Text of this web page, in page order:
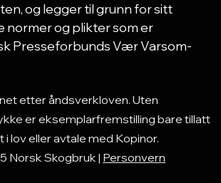
og legger til grunn for sitt
normer og plikter som er
Presseforbunds Vær Varsom-
etter åndsverkloven. Uten
er eksemplarfremstilling bare tillatt
i lov eller avtale med Kopinor.
Norsk Skogbruk | Personvern